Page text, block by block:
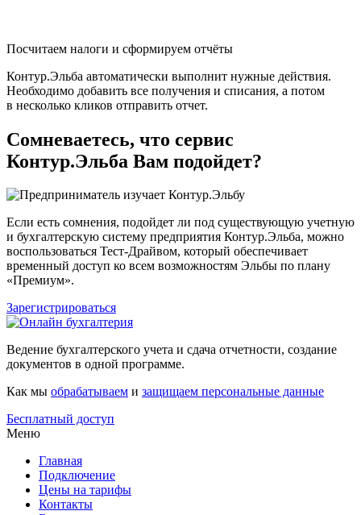
Посчитаем налоги и сформируем отчёты
Контур.Эльба автоматически выполнит нужные действия.
Необходимо добавить все получения и списания, а потом
в несколько кликов отправить отчет.
Сомневаетесь, что сервис
Контур.Эльба Вам подойдет?
Если есть сомнения, подойдет ли под существующую учетную
и бухгалтерскую систему предприятия Контур.Эльба, можно
воспользоваться Тест-Драйвом, который обеспечивает
временный доступ ко всем возможностям Эльбы по плану
«Премиум».
Зарегистрироваться
Ведение бухгалтерского учета и сдача отчетности, создание
документов в одной программе.
Как мы обрабатываем и защищаем персональные данные
Бесплатный доступ
Меню
Главная
Подключение
Цены на тарифы
Контакты